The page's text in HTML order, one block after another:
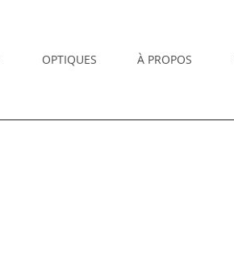
OPTIQUES À PROPOS